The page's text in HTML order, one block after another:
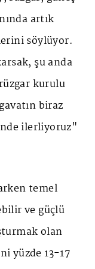
artık
söylüyor.
şu anda
kurulu
biraz
ilerliyoruz"
temel
ve güçlü
olan
yüzde 13-17